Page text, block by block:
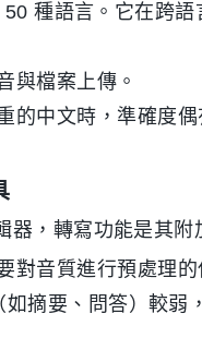
種語言。它在跨語
與檔案上傳。
的中文時，準確度
，轉寫功能是其附
對音質進行預處理的
摘要、問答）較弱